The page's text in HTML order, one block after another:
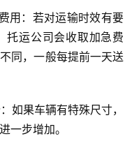
用：若对运输时效有要
托运公司会收取加急费
同，一般每提前一天送
如果车辆有特殊尺寸，
一步增加。